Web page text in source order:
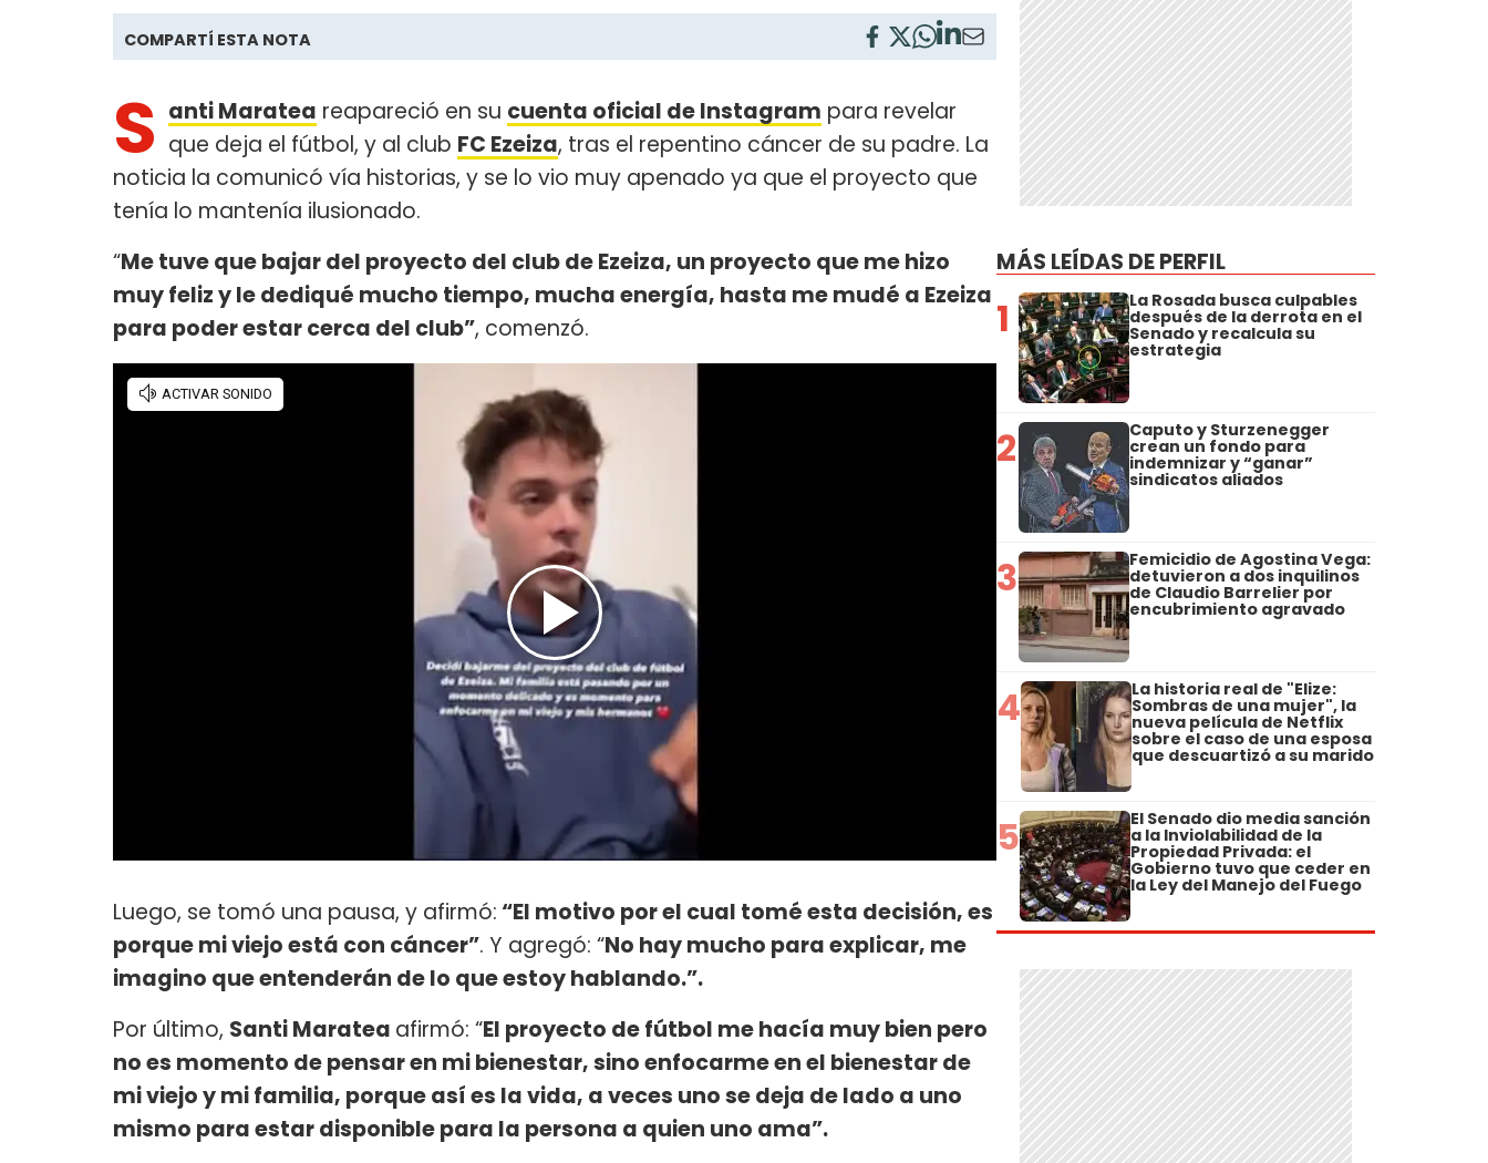
COMPARTÍ ESTA NOTA
S anti Maratea reapareció en su cuenta oficial de Instagram para revelar
que deja el fútbol, y al club FC Ezeiza, tras el repentino cáncer de su padre. La
noticia la comunicó vía historias, y se lo vio muy apenado ya que el proyecto que
tenía lo mantenía ilusionado.
“Me tuve que bajar del proyecto del club de Ezeiza, un proyecto que me hizo
muy feliz y le dediqué mucho tiempo, mucha energía, hasta me mudé a Ezeiza
para poder estar cerca del club”, comenzó.
Luego, se tomó una pausa, y afirmó: “El motivo por el cual tomé esta decisión, es
porque mi viejo está con cáncer”. Y agregó: “No hay mucho para explicar, me
imagino que entenderán de lo que estoy hablando.”.
Por último, Santi Maratea afirmó: “El proyecto de fútbol me hacía muy bien pero
no es momento de pensar en mi bienestar, sino enfocarme en el bienestar de
mi viejo y mi familia, porque así es la vida, a veces uno se deja de lado a uno
mismo para estar disponible para la persona a quien uno ama”.
MÁS LEÍDAS DE PERFIL
1 La Rosada busca culpables
después de la derrota en el
Senado y recalcula su
estrategia
2 Caputo y Sturzenegger
crean un fondo para
indemnizar y “ganar”
sindicatos aliados
3 Femicidio de Agostina Vega:
detuvieron a dos inquilinos
de Claudio Barrelier por
encubrimiento agravado
4 La historia real de "Elize:
Sombras de una mujer", la
nueva película de Netflix
sobre el caso de una esposa
que descuartizó a su marido
5 El Senado dio media sanción
a la Inviolabilidad de la
Propiedad Privada: el
Gobierno tuvo que ceder en
la Ley del Manejo del Fuego